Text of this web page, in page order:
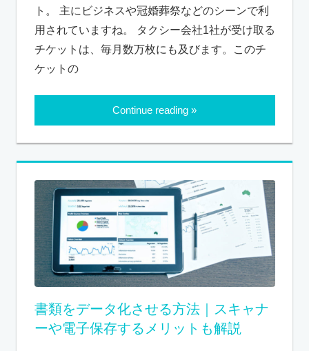
ト。 主にビジネスや冠婚葬祭などのシーンで利
用されていますね。 タクシー会社1社が受け取る
チケットは、毎月数万枚にも及びます。このチ
ケットの
Continue reading
書類をデータ化させる方法｜スキャナ
ーや電子保存するメリットも解説